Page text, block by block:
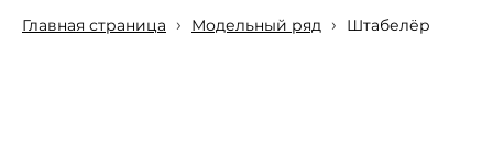
Главная страница › Модельный ряд › Штабелёр